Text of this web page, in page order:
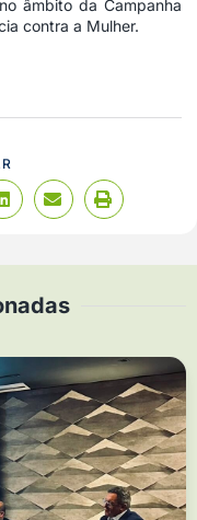
âmbito da Campanha
contra a Mulher.